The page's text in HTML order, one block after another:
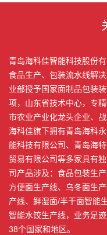
青岛海科佳智能科技股份
食品生产、包装流水线解
业部授予国家面制品包装
项，山东省技术中心，专
市农业产业化龙头企业、战
海科佳旗下拥有青岛海科
能科技有限公司、青岛海
贸易有限公司等多家具有
司产品涉及：食品包装生
方便面生产线、乌冬面生
产线、鲜湿面/半干面智能
智能水饺生产线，业务足
38个国家和地区。